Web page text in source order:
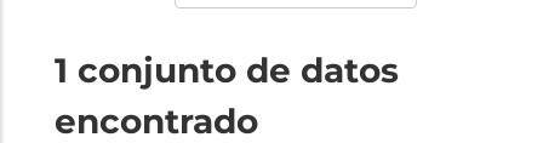
1 conjunto de datos
encontrado